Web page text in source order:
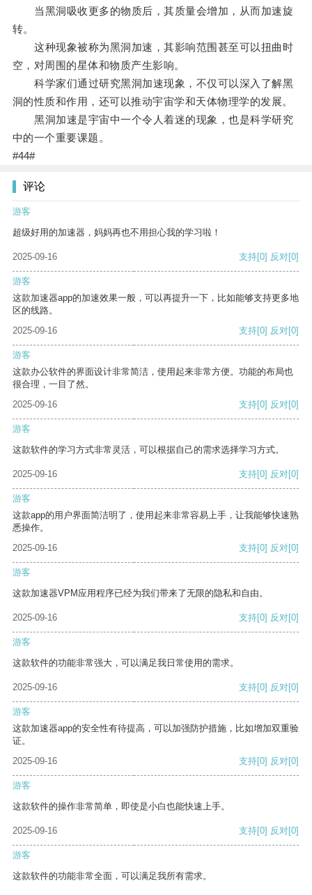
当黑洞吸收更多的物质后，其质量会增加，从而加速旋
转。
这种现象被称为黑洞加速，其影响范围甚至可以扭曲时
空，对周围的星体和物质产生影响。
科学家们通过研究黑洞加速现象，不仅可以深入了解黑
洞的性质和作用，还可以推动宇宙学和天体物理学的发展。
黑洞加速是宇宙中一个令人着迷的现象，也是科学研究
中的一个重要课题。
#44#
评论
游客
超级好用的加速器，妈妈再也不用担心我的学习啦！
2025-09-16 支持[0] 反对[0]
游客
这款加速器app的加速效果一般，可以再提升一下，比如能够支持更多地
区的线路。
2025-09-16
支持[0] 反对[0]
游客
这款办公软件的界面设计非常简洁，使用起来非常方便。功能的布局也
很合理，一目了然。
2025-09-16
支持[0] 反对[0]
游客
这款软件的学习方式非常灵活，可以根据自己的需求选择学习方式。
2025-09-16 支持[0] 反对[0]
游客
这款app的用户界面简洁明了，使用起来非常容易上手，让我能够快速熟
悉操作。
2025-09-16
支持[0] 反对[0]
游客
这款加速器VPM应用程序已经为我们带来了无限的隐私和自由。
2025-09-16 支持[0] 反对[0]
游客
这款软件的功能非常强大，可以满足我日常使用的需求。
2025-09-16 支持[0] 反对[0]
游客
这款加速器app的安全性有待提高，可以加强防护措施，比如增加双重验
证。
2025-09-16
支持[0] 反对[0]
游客
这款软件的操作非常简单，即使是小白也能快速上手。
2025-09-16 支持[0] 反对[0]
游客
这款软件的功能非常全面，可以满足我所有需求。